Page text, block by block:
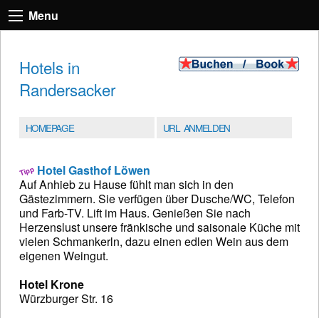
Menu
Hotels in
Randersacker
HOMEPAGE URL ANMELDEN
Hotel Gasthof Löwen
Auf Anhieb zu Hause fühlt man sich in den
Gästezimmern. Sie verfügen über Dusche/WC, Telefon
und Farb-TV. Lift im Haus. Genießen Sie nach
Herzenslust unsere fränkische und saisonale Küche mit
vielen Schmankerln, dazu einen edlen Wein aus dem
eigenen Weingut.
Hotel Krone
Würzburger Str. 16